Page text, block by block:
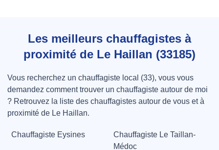
Les meilleurs chauffagistes à
proximité de Le Haillan (33185)
Vous recherchez un chauffagiste local (33), vous vous
demandez comment trouver un chauffagiste autour de moi
? Retrouvez la liste des chauffagistes autour de vous et à
proximité de Le Haillan.
Chauffagiste Eysines
Chauffagiste Le Taillan-
Médoc